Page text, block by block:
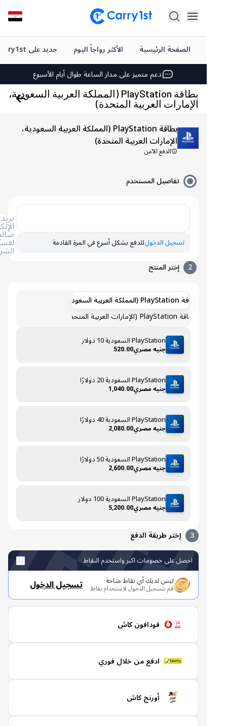
الصفحة الرئيسية الأكثر رواجاً اليوم جديد على Carry1st
شحن فوري وتوصيل
أفضل العروض على ألعابك المفضلة
دعم متميز على مدار الساعة طوال أيام الأسبوع
تقييم +4.5 على متجر Google Play وApp Store
شحن فوري وتوصيل
أفضل العروض على ألعابك المفضلة
دعم متميز على مدار الساعة طوال أيام الأسبوع
تقييم +4.5 على متجر Google Play وApp Store
بطاقة PlayStation (المملكة العربية السعودية،
الإمارات العربية المتحدة)
بطاقة PlayStation (المملكة العربية السعودية،
الإمارات العربية المتحدة)
الدفع الآمن
تفاصيل المستخدم
الإلكترونيصالحلقسيمة تسجيل الدخولللدفع بشكل أسرع في المرة القادمة
إختر المنتج
PlayStation السعودية 10 دولار
جنيه مصري520.00
PlayStation السعودية 20 دولارًا
جنيه مصري1,040.00
PlayStation السعودية 40 دولارًا
جنيه مصري2,080.00
PlayStation السعودية 50 دولارًا
جنيه مصري2,600.00
PlayStation السعودية 100 دولار
جنيه مصري5,200.00
إختر طريقة الدفع
احصل على خصومات اكبر واستخدم النقاط
ليس لديك أي نقاط متاحة
قم بتسجيل الدخول لاستخدام نقاط تسجيل الدخول
فودافون كاش
ادفع من خلال فوري
أورنج كاش